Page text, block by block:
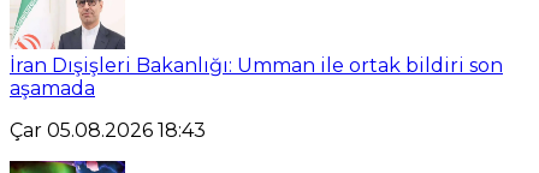
İran Dışişleri Bakanlığı: Umman ile ortak bildiri son
aşamada
Çar 05.08.2026 18:43